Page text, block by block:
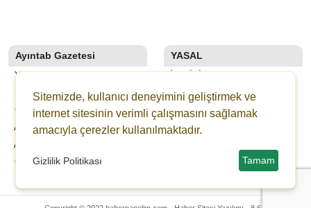
Ayıntab Gazetesi
YAZARLAR
SON DAKİKA
GALERİLER
AYINTAB TV
ANKETLER
GAZETELER
YASAL
İLETIŞIM
KÜNYE
YAYIN İLKELERI
KURALLAR
KULLANICI SÖZLEŞMESI
Sitemizde, kullanıcı deneyimini geliştirmek ve
internet sitesinin verimli çalışmasını sağlamak
amacıyla çerezler kullanılmaktadır.
Gizlilik Politikası Tamam